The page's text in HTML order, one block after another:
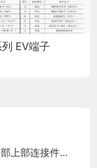
EV端子
施工与复检标准